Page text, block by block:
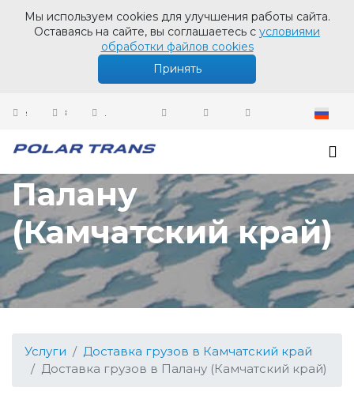
Мы используем cookies для улучшения работы сайта.
Оставаясь на сайте, вы соглашаетесь с условиями
обработки файлов cookies
Принять
sales@polartrans.ru
8 800 100 87 64
Личный кабинет
Доставка грузов в
Палану
(Камчатский край)
Услуги
Доставка грузов в Камчатский край
Доставка грузов в Палану (Камчатский край)